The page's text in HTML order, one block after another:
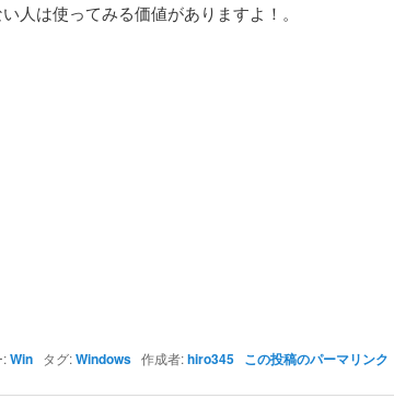
人は使ってみる価値がありますよ！。
:Winタグ:Windows作成者:hiro345 この投稿のパーマリンク